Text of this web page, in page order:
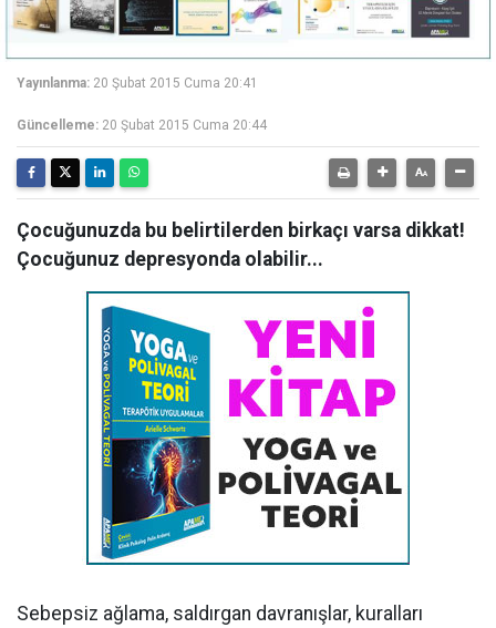
Yayınlanma: 20 Şubat 2015 Cuma 20:41
Güncelleme: 20 Şubat 2015 Cuma 20:44
Çocuğunuzda bu belirtilerden birkaçı varsa dikkat!
Çocuğunuz depresyonda olabilir...
Sebepsiz ağlama, saldırgan davranışlar, kuralları